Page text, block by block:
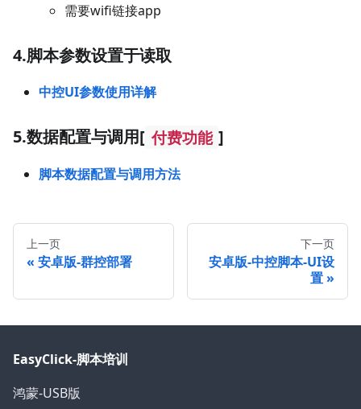
需要wifi链接app
4.脚本参数设置于读取
中控UI参数使用详解
5.数据配置与调用[ 付费功能 ]
脚本数据配置与调用方法
上一页
安卓版-群控部署
下一页
安卓版-中控脚本-UI设
置
EasyClick-脚本培训
鸿蒙-USB版